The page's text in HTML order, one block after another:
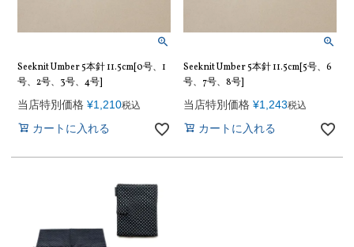
Seeknit Umber 5本針 11.5cm[0号、1
号、2号、3号、4号]
当店特別価格 ¥1,210税込
カートに入れる
Seeknit Umber 5本針 11.5cm[5号、6
号、7号、8号]
当店特別価格 ¥1,243税込
カートに入れる